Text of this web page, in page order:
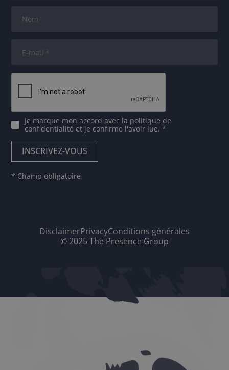
Je marque mon accord avec la politique de
confidentialité et je confirme l'avoir lue. *
* Champ obligatoire
DisclaimerPrivacyConditions générales
© 2025 The Presence Group